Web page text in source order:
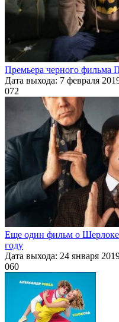
Премьера черного фильма
Дата выхода: 7 февраля
072
Еще один фильм о
году
Дата выхода: 24 января
060